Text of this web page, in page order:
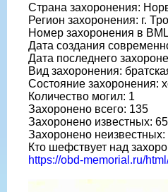
Страна захоронения:
Регион захоронения: г.
Номер захоронения в
Дата создания
Дата последнего
Вид захоронения:
Состояние захоронения:
Количество могил: 1
Захоронено всего: 135
Захоронено известных: 65
Захоронено неизвестных:
Кто шефствует над
https://obd-memorial.ru/